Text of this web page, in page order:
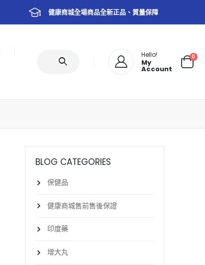
健康商城全場商品全新正品、質量保障
Hello!
My
Account
0
BLOG CATEGORIES
保健品
健康商城售前售後保證
印度藥
增大丸